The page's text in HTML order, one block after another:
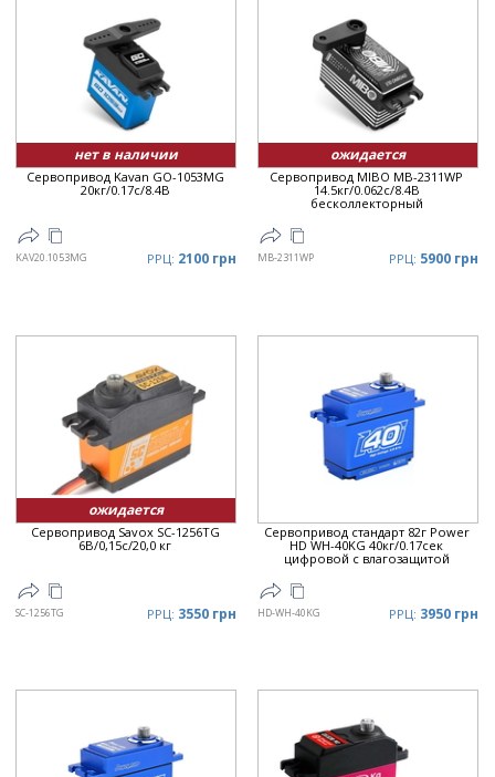
▼
▲
▼
нет в наличии
Сервопривод Kavan GO-1053MG
20кг/0.17с/8.4В
KAV20.1053MG РРЦ: 2100 грн
ожидается
Сервопривод MIBO MB-2311WP
14.5кг/0.062с/8.4В
бесколлекторный
MB-2311WP РРЦ: 5900 грн
ожидается
Сервопривод Savox SC-1256TG
6В/0,15с/20,0 кг
SC-1256TG РРЦ: 3550 грн
Сервопривод стандарт 82г Power
HD WH-40KG 40кг/0.17сек
цифровой с влагозащитой
HD-WH-40KG РРЦ: 3950 грн